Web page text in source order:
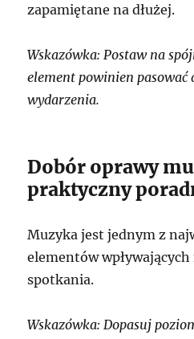
zapamiętane na dłużej.
Wskazówka: Postaw na
element powinien pasować
wydarzenia.
Dobór oprawy
praktyczny
Muzyka jest jednym z
elementów
spotkania.
Wskazówka: Dopasuj